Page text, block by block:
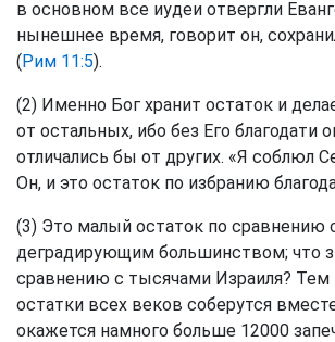
в основном все иудеи отвергли
нынешнее время, говорит он,
(Рим 11:5).
(2) Именно Бог хранит остаток и
от остальных, ибо без Его благодати
отличались бы от других. «Я соблюл
Он, и это остаток по избранию
(3) Это малый остаток по сравнению
деградирующим большинством; что
сравнению с тысячами Израиля? Тем
остатки всех веков соберутся
окажется намного больше 12000